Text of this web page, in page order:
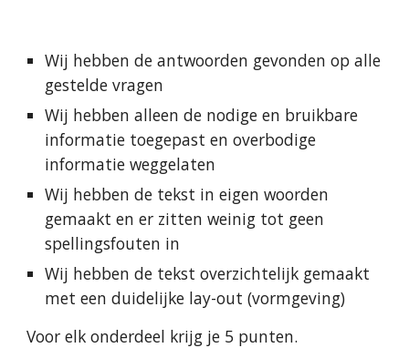
Wij hebben de antwoorden gevonden op alle
gestelde vragen
Wij hebben alleen de nodige en bruikbare
informatie toegepast en overbodige
informatie weggelaten
Wij hebben de tekst in eigen woorden
gemaakt en er zitten weinig tot geen
spellingsfouten in
Wij hebben de tekst overzichtelijk gemaakt
met een duidelijke lay-out (vormgeving)
Voor elk onderdeel krijg je 5 punten.